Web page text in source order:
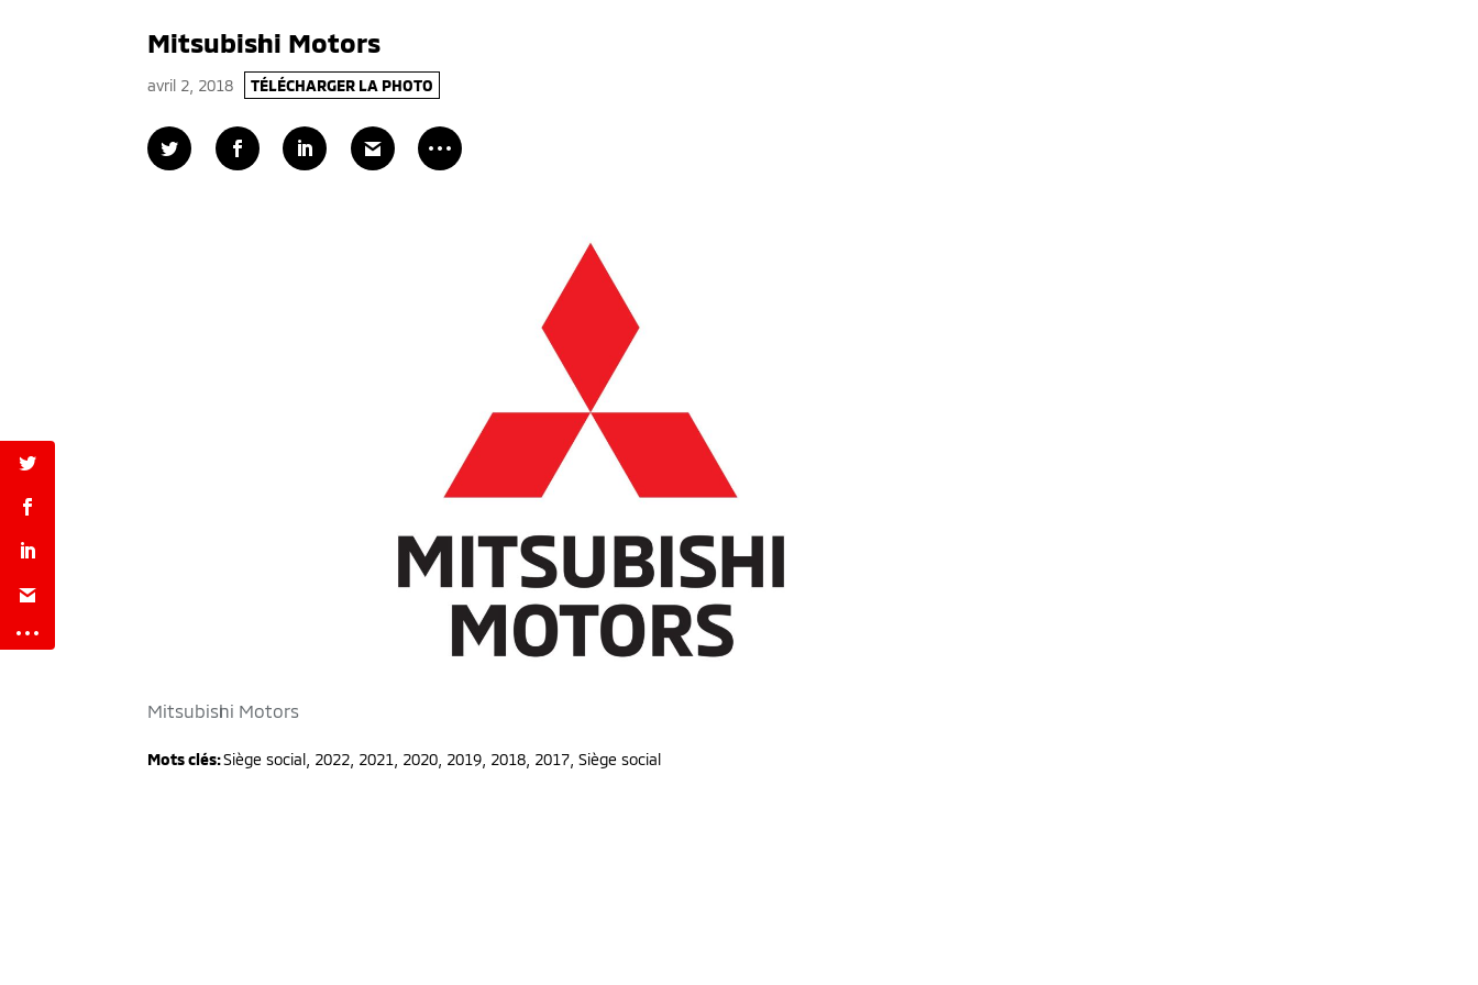
Mitsubishi Motors
avril 2, 2018 TÉLÉCHARGER LA PHOTO
Mitsubishi Motors
Mots clés:Siège social 2022, 2021, 2020, 2019, 2018, 2017 ,Siège social